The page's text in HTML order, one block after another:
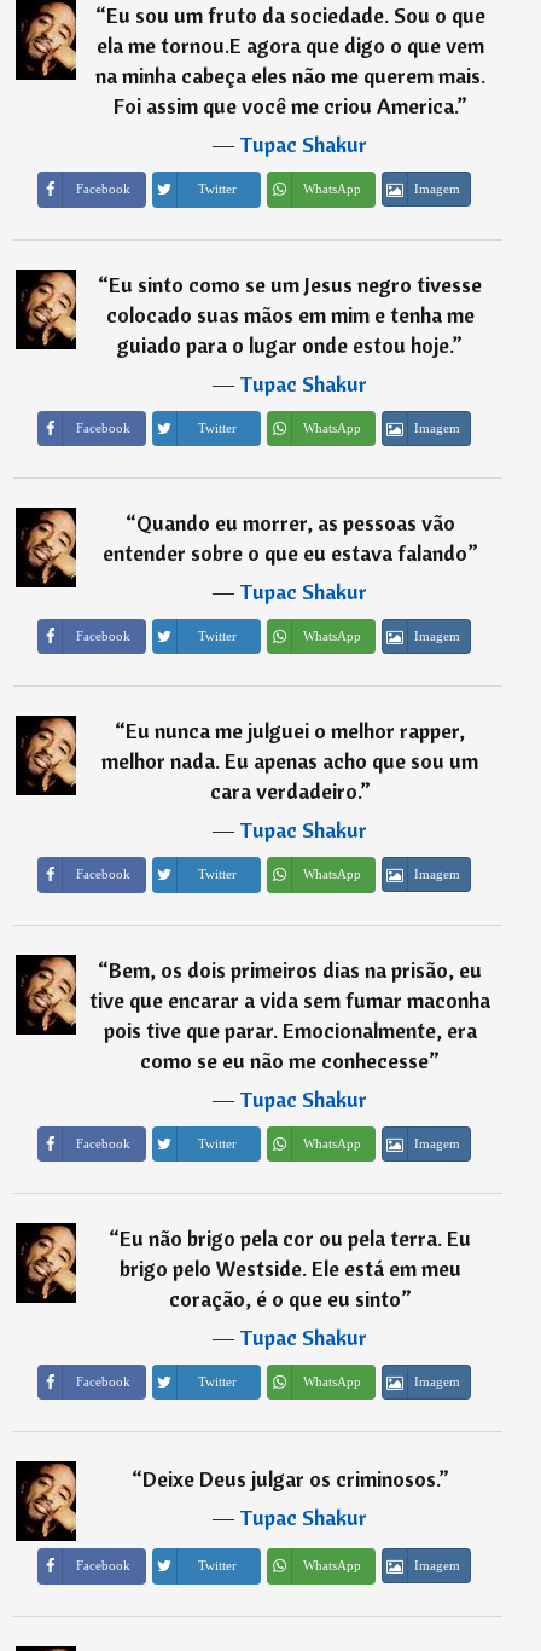
“Eu sou um fruto da sociedade. Sou o que
ela me tornou.E agora que digo o que vem
na minha cabeça eles não me querem mais.
Foi assim que você me criou America.”
―Tupac Shakur
Facebook Twitter WhatsApp Imagem
“Eu sinto como se um Jesus negro tivesse
colocado suas mãos em mim e tenha me
guiado para o lugar onde estou hoje.”
―Tupac Shakur
Facebook Twitter WhatsApp Imagem
“Quando eu morrer, as pessoas vão
entender sobre o que eu estava falando”
―Tupac Shakur
Facebook Twitter WhatsApp Imagem
“Eu nunca me julguei o melhor rapper,
melhor nada. Eu apenas acho que sou um
cara verdadeiro.”
―Tupac Shakur
Facebook Twitter WhatsApp Imagem
“Bem, os dois primeiros dias na prisão, eu
tive que encarar a vida sem fumar maconha
pois tive que parar. Emocionalmente, era
como se eu não me conhecesse”
―Tupac Shakur
Facebook Twitter WhatsApp Imagem
“Eu não brigo pela cor ou pela terra. Eu
brigo pelo Westside. Ele está em meu
coração, é o que eu sinto”
―Tupac Shakur
Facebook Twitter WhatsApp Imagem
“Deixe Deus julgar os criminosos.”
―Tupac Shakur
Facebook Twitter WhatsApp Imagem